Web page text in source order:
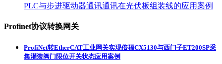
PLC与步进驱动器通讯通讯在光伏板组装线的应用案例
Profinet协议转换网关
ProfiNet转EtherCAT工业网关实现倍福CX5130与西门子ET200SP采
集灌装阀门限位开关状态应用案例